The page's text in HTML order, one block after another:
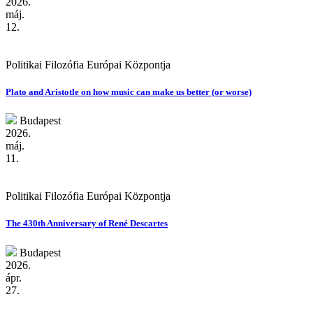
meghatározó befolyást gyakorol a világra. Az európai kultúra
a saját kiútját a mai amerikanizálódott globális szellemi és
szellemi válságból.La Querelle des Anciens et Modernes
máj.
12.
Politikai Filozófia Európai Központja
Plato and Aristotle on how music can make us better (or worse)
Budapest
2026.
máj.
11.
Politikai Filozófia Európai Központja
The 430th Anniversary of René Descartes
Budapest
2026.
ápr.
27.